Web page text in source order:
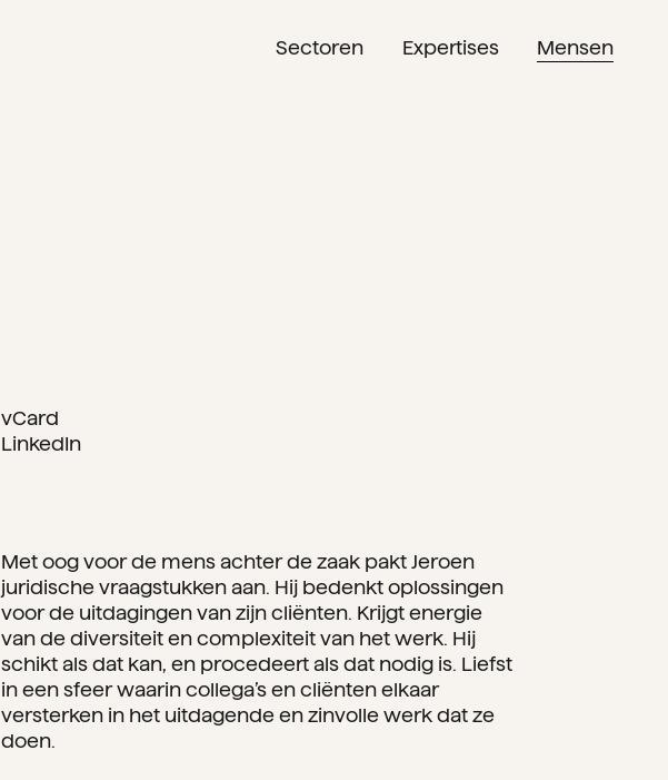
Sectoren Expertises Mensen
NL EN
vCard
LinkedIn
Met oog voor de mens achter de zaak pakt Jeroen
juridische vraagstukken aan. Hij bedenkt oplossingen
voor de uitdagingen van zijn cliënten. Krijgt energie
van de diversiteit en complexiteit van het werk. Hij
schikt als dat kan, en procedeert als dat nodig is. Liefst
in een sfeer waarin collega’s en cliënten elkaar
versterken in het uitdagende en zinvolle werk dat ze
doen.